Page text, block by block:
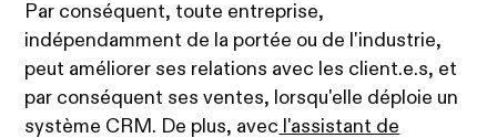
Par conséquent, toute entreprise,
indépendamment de la portée ou de l'industrie,
peut améliorer ses relations avec les client.e.s, et
par conséquent ses ventes, lorsqu'elle déploie un
système CRM. De plus, avec l'assistant de